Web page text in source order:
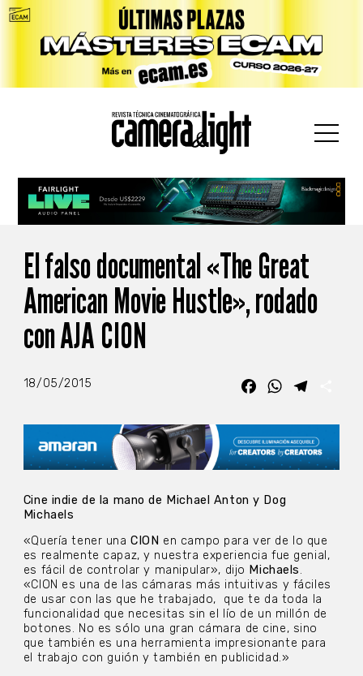
El falso documental «The Great
American Movie Hustle», rodado
con AJA CION
18/05/2015 FacebookWhatsApp
Cine indie de la mano de Michael Anton y Dog
Michaels
«Quería tener unaCION en campo para ver de lo que
es realmente capaz, y nuestra experiencia fue genial,
es fácil de controlar y manipular», dijo Michaels.
«CION es una de las cámaras más intuitivas y fáciles
de usar con las que he trabajado,
que te da toda la
funcionalidad que necesitas sin el lío de un millón de
botones. No es sólo una gran cámara de cine, sino
que también es una herramienta impresionante para
el trabajo con guión y también en publicidad.»